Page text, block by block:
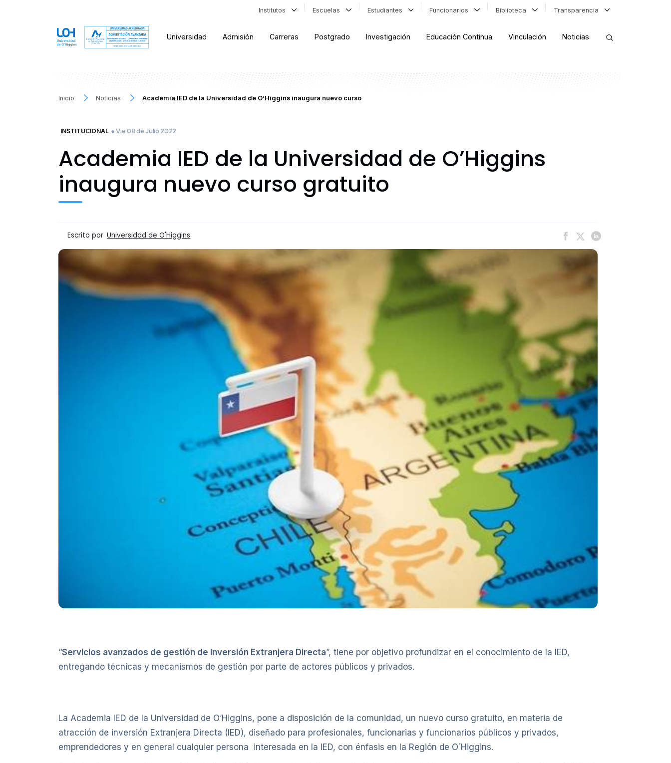
Institutos Escuelas Estudiantes Funcionarios Biblioteca Transparencia
Universidad Admisión Carreras Postgrado Investigación Educación Continua Vinculación Noticias
Inicio Noticias Academia IED de la Universidad de O’Higgins inaugura nuevo curso
INSTITUCIONAL ● Vie 08 de Julio 2022
Academia IED de la Universidad de O’Higgins
inaugura nuevo curso gratuito
Escrito por Universidad de O'Higgins
“Servicios avanzados de gestión de Inversión Extranjera Directa”, tiene por objetivo profundizar en el conocimiento de la IED,
entregando técnicas y mecanismos de gestión por parte de actores públicos y privados.
La Academia IED de la Universidad de O’Higgins, pone a disposición de la comunidad, un nuevo curso gratuito, en materia de
atracción de inversión Extranjera Directa (IED), diseñado para profesionales, funcionarias y funcionarios públicos y privados,
emprendedores y en general cualquier persona interesada en la IED, con énfasis en la Región de O´Higgins.